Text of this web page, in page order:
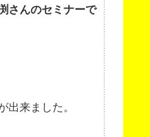
さんのセミナーで
来ました。